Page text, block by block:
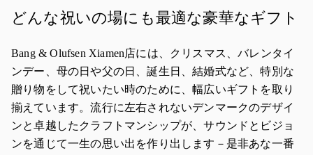
どんな祝いの場にも最適な豪華なギフト
Bang & Olufsen Xiamen店には、クリスマス、バレンタイ
ンデー、母の日や父の日、誕生日、結婚式など、特別な
贈り物をして祝いたい時のために、幅広いギフトを取り
揃えています。流行に左右されないデンマークのデザイ
ンと卓越したクラフトマンシップが、サウンドとビジョ
ンを通じて一生の思い出を作り出します－是非あな一番